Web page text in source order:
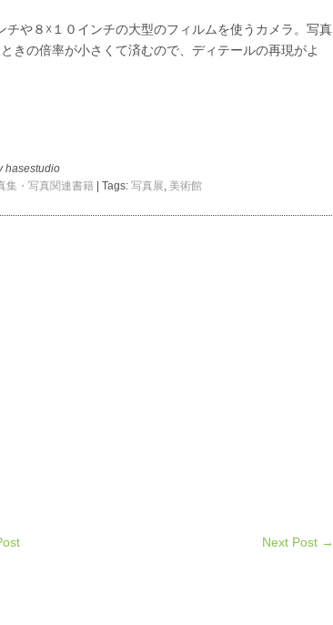
チや８☓１０インチの大型のフィルムを使うカメラ。写真
きの倍率が小さくて済むので、ディテールの再現がよ
hasestudio
集・写真関連書籍 | Tags: 写真展, 美術館
Next Post →